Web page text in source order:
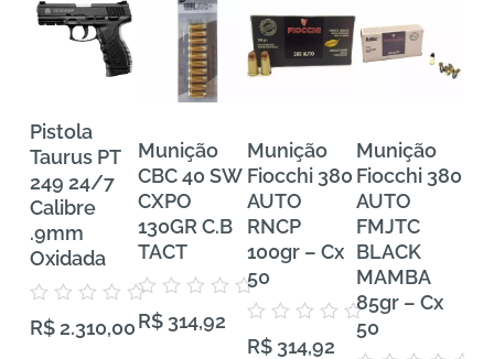
Pistola
Taurus PT
249 24/7
Calibre
.9mm
Oxidada
0
R$2.310,00
Munição
CBC 40 SW
CXPO
130GR C.B
TACT
0
R$ 314,92
Munição
Fiocchi 380
AUTO
RNCP
100gr – Cx
50
0
R$ 314,92
Munição
Fiocchi 380
AUTO
FMJTC
BLACK
MAMBA
85gr – Cx
50